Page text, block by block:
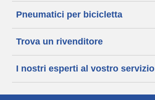
Pneumatici per bicicletta
Trova un rivenditore
I nostri esperti al vostro servizio